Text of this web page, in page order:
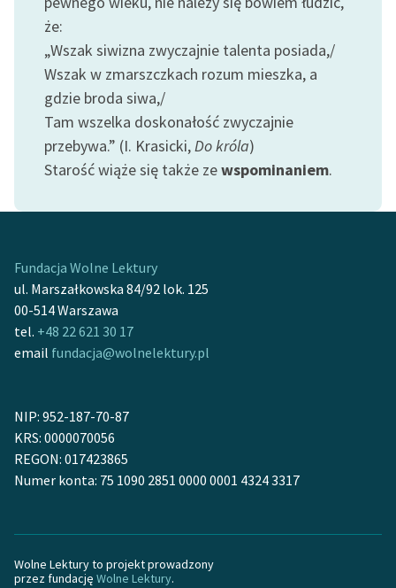
że:
„Wszak siwizna zwyczajnie talenta posiada,/
Wszak w zmarszczkach rozum mieszka, a
gdzie broda siwa,/
Tam wszelka doskonałość zwyczajnie
przebywa.” (I. Krasicki,Do króla)
Starość wiąże się także zewspominaniem.
Fundacja Wolne Lektury
ul. Marszałkowska 84/92 lok. 125
00-514 Warszawa
tel. +48 22 621 30 17
email fundacja@wolnelektury.pl
NIP: 952-187-70-87
KRS: 0000070056
REGON: 017423865
Numer konta: 75 1090 2851 0000 0001 4324 3317
Wolne Lektury to projekt prowadzony
przez fundację Wolne Lektury.